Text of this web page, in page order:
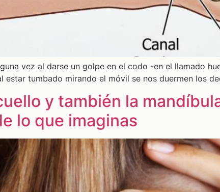
vez al darse un golpe en el codo -en el llamado
estar tumbado mirando el móvil se nos duermen los
y también la
lo que imaginas